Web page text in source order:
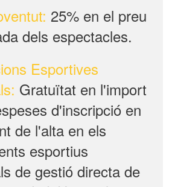
25% en el preu
dels espectacles.
Esportives
Gratuïtat en l'import
d'inscripció en
de l'alta en els
esportius
de gestió directa de